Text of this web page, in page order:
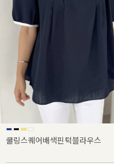
쿨링스퀘어배색핀턱블라우스